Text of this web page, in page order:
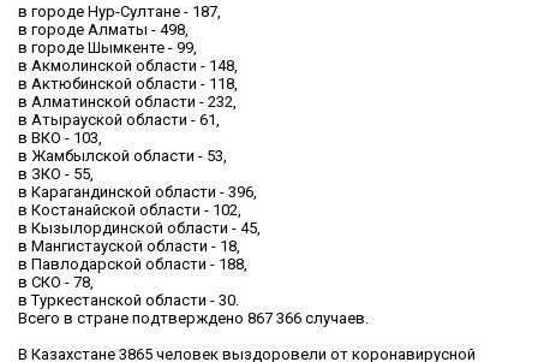
в городе Нур-Султане - 187,
в городе Алматы - 498,
в городе Шымкенте - 99,
в Акмолинской области - 148,
в Актюбинской области - 118,
в Алматинской области - 232,
в Атырауской области - 61,
в ВКО - 103,
в Жамбылской области - 53,
в ЗКО - 55,
в Карагандинской области - 396,
в Костанайской области - 102,
в Кызылординской области - 45,
в Мангистауской области - 18,
в Павлодарской области - 188,
в СКО - 78,
в Туркестанской области - 30.
Всего в стране подтверждено 867 366 случаев.
В Казахстане 3865 человек выздоровели от коронавирусной